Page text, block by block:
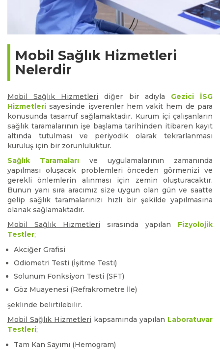
Mobil Sağlık Hizmetleri
Nelerdir
Mobil Sağlık Hizmetleri diğer bir adıyla Gezici İSG
Hizmetleri sayesinde işverenler hem vakit hem de para
konusunda tasarruf sağlamaktadır. Kurum içi çalışanların
sağlık taramalarının işe başlama tarihinden itibaren kayıt
altında tutulması ve periyodik olarak tekrarlanması
kuruluş için bir zorunluluktur.
Sağlık Taramaları ve uygulamalarının zamanında
yapılması oluşacak problemleri önceden görmenizi ve
gerekli önlemlerin alınması için zemin oluşturacaktır.
Bunun yanı sıra aracımız size uygun olan gün ve saatte
gelip sağlık taramalarınızı hızlı bir şekilde yapılmasına
olanak sağlamaktadır.
Mobil Sağlık Hizmetleri sırasında yapılan Fizyolojik
Testler;
Akciğer Grafisi
Odiometri Testi (İşitme Testi)
Solunum Fonksiyon Testi (SFT)
Göz Muayenesi (Refrakrometre İle)
şeklinde belirtilebilir.
Mobil Sağlık Hizmetleri kapsamında yapılan Laboratuvar
Testleri;
Tam Kan Sayımı (Hemogram)